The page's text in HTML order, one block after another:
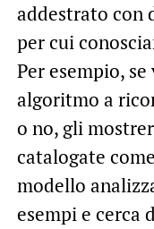
addestrato con
per cui
Per esempio,
algoritmo a
o no, gli
catalogate come
modello
esempi e cerca